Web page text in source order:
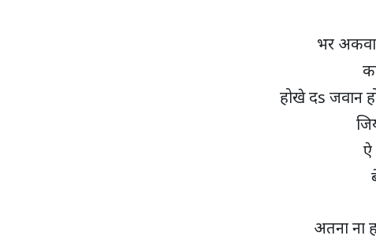
भर
होखे दs जवान
ऐ
अतना ना